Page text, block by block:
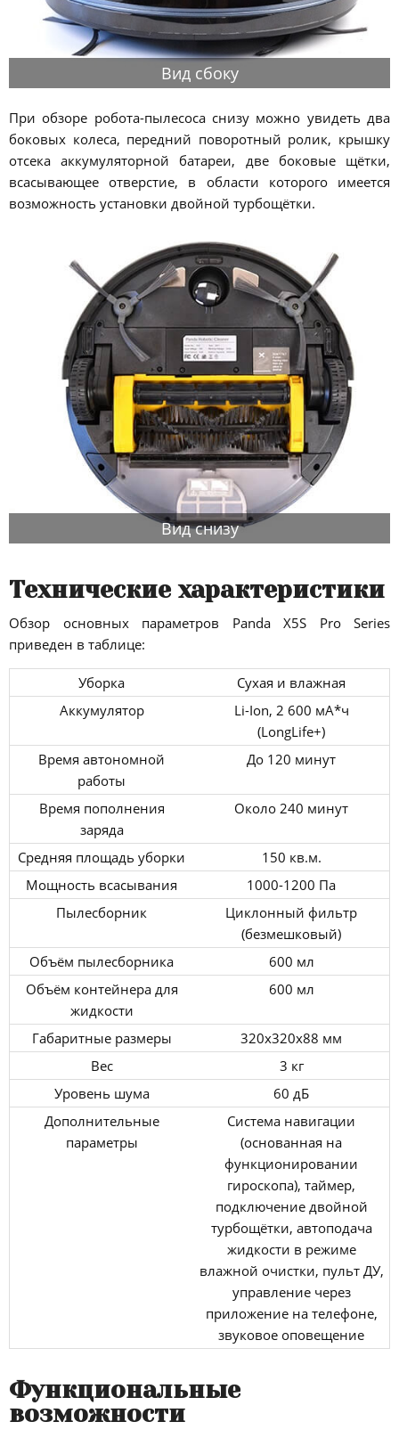
Вид сбоку
При обзоре робота-пылесоса снизу можно увидеть два
боковых колеса, передний поворотный ролик, крышку
отсека аккумуляторной батареи, две боковые щётки,
всасывающее отверстие, в области которого имеется
возможность установки двойной турбощётки.
Вид снизу
Технические характеристики
Обзор основных параметров Panda X5S Pro Series
приведен в таблице:
Уборка
Сухая и влажная
Аккумулятор
Li-Ion, 2 600 мА*ч
(LongLife+)
Время автономной
работы
До 120 минут
Время пополнения
заряда
Около 240 минут
Средняя площадь уборки
150 кв.м.
Мощность всасывания
1000-1200 Па
Пылесборник
Циклонный фильтр
(безмешковый)
Объём пылесборника
600 мл
Объём контейнера для
жидкости
600 мл
Габаритные размеры
320x320x88 мм
Вес
3 кг
Уровень шума
60 дБ
Дополнительные
параметры
Система навигации
(основанная на
функционировании
гироскопа), таймер,
подключение двойной
турбощётки, автоподача
жидкости в режиме
влажной очистки, пульт ДУ,
управление через
приложение на телефоне,
звуковое оповещение
Функциональные
возможности